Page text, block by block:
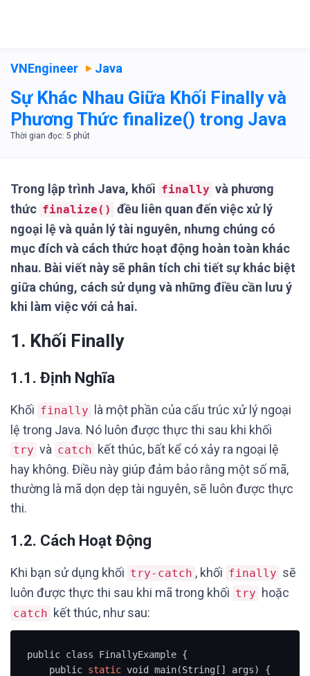
VNEngineer Java
Sự Khác Nhau Giữa Khối Finally và
Phương Thức finalize() trong Java
Trong lập trình Java, khối finally và phương
thức finalize() đều liên quan đến việc xử lý
ngoại lệ và quản lý tài nguyên, nhưng chúng có
mục đích và cách thức hoạt động hoàn toàn khác
nhau. Bài viết này sẽ phân tích chi tiết sự khác biệt
giữa chúng, cách sử dụng và những điều cần lưu ý
khi làm việc với cả hai.
1. Khối Finally
1.1. Định Nghĩa
Khối finally
là một phần của cấu trúc xử lý ngoại
lệ trong Java. Nó luôn được thực thi sau khi khối
try và catch kết thúc, bất kể có xảy ra ngoại lệ
hay không. Điều này giúp đảm bảo rằng một số mã,
thường là mã dọn dẹp tài nguyên, sẽ luôn được thực
thi.
1.2. Cách Hoạt Động
Khi bạn sử dụng khối try-catch , khối finally sẽ
luôn được thực thi sau khi mã trong khối try hoặc
catch kết thúc, như sau:
public class FinallyExample {
    public
static void main(String[] args) {